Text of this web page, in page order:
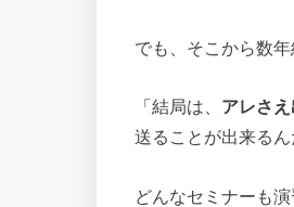
でも、そこから数
「結局は、 アレさ
送ることが出来るん
どんなセミナーも